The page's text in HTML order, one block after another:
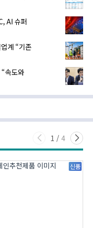
AI 슈퍼
계 “기존
속도와
1 / 4
신품